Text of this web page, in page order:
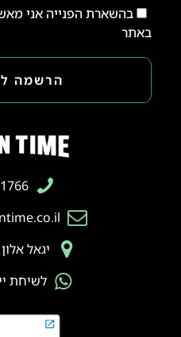
יגאל אלון 123, תל אביב
לשיחת
בהשארת הפנייה אני
באתר
הרשמה